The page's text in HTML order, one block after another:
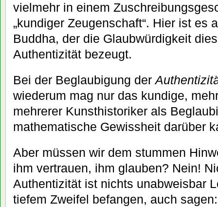
vielmehr in einem
„kundiger Zeugenschaft“. Hier ist es
Buddha, der die Glaubwürdigkeit
Authentizität bezeugt.
Bei der Beglaubigung der
wiederum mag nur das kundige,
mehrerer Kunsthistoriker als
mathematische Gewissheit darüber
Aber müssen wir dem stummen
ihm vertrauen, ihm glauben? Nein!
Authentizität ist nichts unabweisbar
tiefem Zweifel befangen, auch